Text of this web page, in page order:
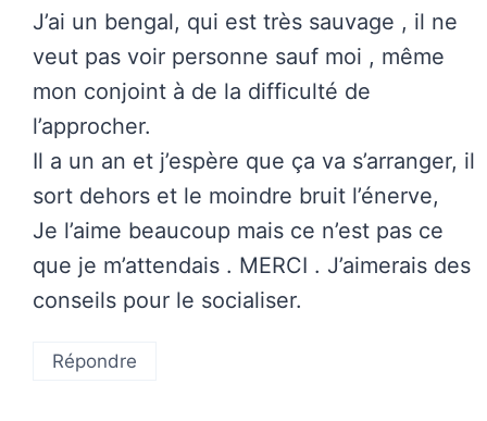
J’ai un bengal, qui est très sauvage , il ne
veut pas voir personne sauf moi , même
mon conjoint à de la difficulté de
l’approcher.
Il a un an et j’espère que ça va s’arranger, il
sort dehors et le moindre bruit l’énerve,
Je l’aime beaucoup mais ce n’est pas ce
que je m’attendais . MERCI . J’aimerais des
conseils pour le socialiser.
Répondre